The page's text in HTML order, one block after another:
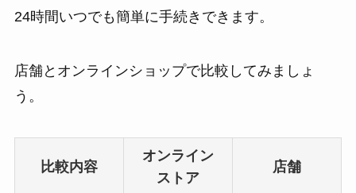
24時間いつでも簡単に手続きできます。
店舗とオンラインショップで比較してみましょ
う。
比較内容
オンライン
ストア
店舗